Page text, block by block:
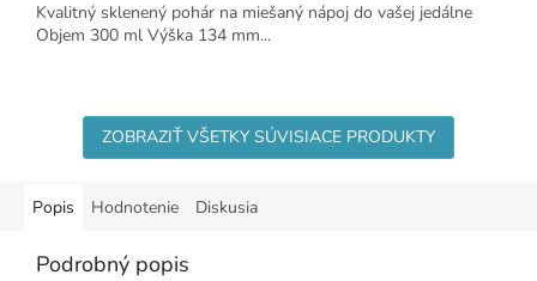
Kvalitný sklenený pohár na miešaný nápoj do vašej jedálne
Objem 300 ml Výška 134 mm...
ZOBRAZIŤ VŠETKY SÚVISIACE PRODUKTY
Popis Hodnotenie Diskusia
Podrobný popis